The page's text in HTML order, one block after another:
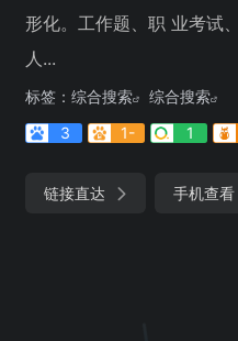
形化。工作题、职 业考试
人...
标签： 综合搜索
综合搜索
3
1- 1
链接直达 手机查看